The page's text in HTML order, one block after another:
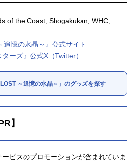
of the Coast, Shogakukan, WHC,
追憶の水晶～』公式サイト
ーズ』公式X（Twitter）
～追憶の水晶～」のグッズを探す
】
ビスのプロモーションが含まれていま